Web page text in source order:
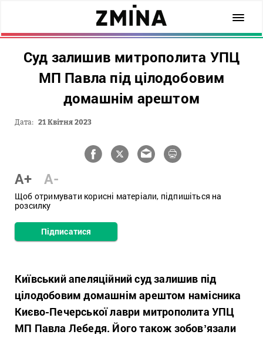
Суд залишив митрополита УПЦ
МП Павла під цілодобовим
домашнім арештом
Дата: 21 Квітня 2023
A+ A-
Щоб отримувати корисні матеріали, підпишіться на
розсилку
Підписатися
Київський апеляційний суд залишив під
цілодобовим домашнім арештом намісника
Києво-Печерської лаври митрополита УПЦ
МП Павла Лебедя. Його також зобовʼязали